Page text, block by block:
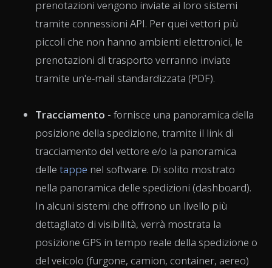
prenotazioni vengono inviate ai loro sistemi
tramite connessioni API. Per quei vettori più
piccoli che non hanno ambienti elettronici, le
prenotazioni di trasporto verranno inviate
tramite un'e-mail standardizzata (PDF).
Tracciamento - fornisce una panoramica della
posizione della spedizione, tramite il link di
tracciamento del vettore e/o la panoramica
delle tappe nel software. Di solito mostrato
nella panoramica delle spedizioni (dashboard).
In alcuni sistemi che offrono un livello più
dettagliato di visibilità, verrà mostrata la
posizione GPS in tempo reale della spedizione o
del veicolo (furgone, camion, container, aereo)